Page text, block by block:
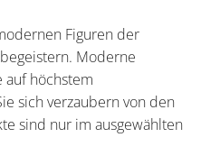
Figuren der
Moderne
auf höchstem
sich verzaubern von den
sind nur im ausgewählten